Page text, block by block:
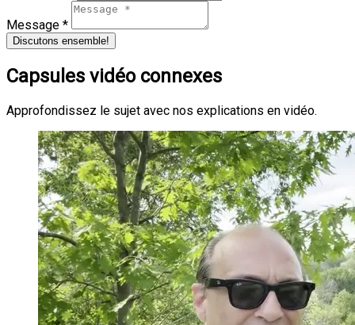
Message *
Discutons ensemble!
Capsules vidéo connexes
Approfondissez le sujet avec nos explications en vidéo.